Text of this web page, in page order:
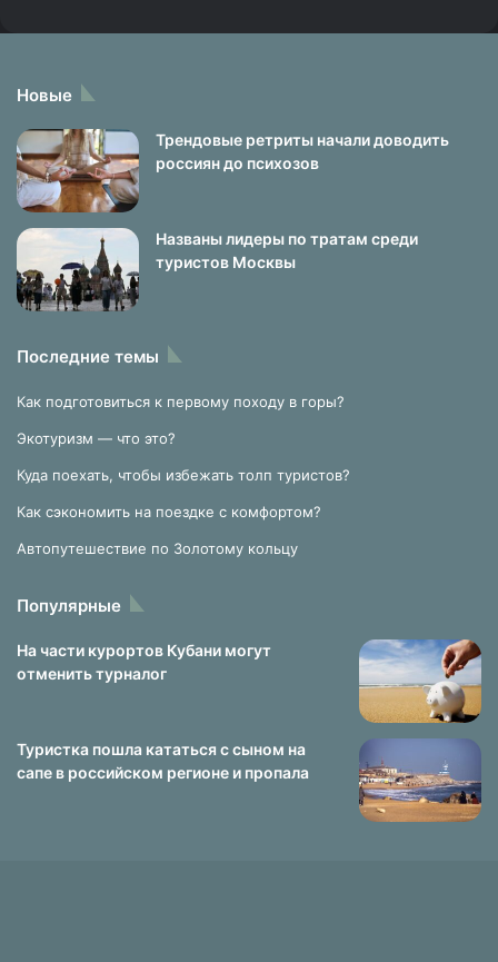
Новые
Трендовые ретриты начали доводить
россиян до психозов
Названы лидеры по тратам среди
туристов Москвы
Последние темы
Как подготовиться к первому походу в горы?
Экотуризм — что это?
Куда поехать, чтобы избежать толп туристов?
Как сэкономить на поездке с комфортом?
Автопутешествие по Золотому кольцу
Популярные
На части курортов Кубани могут
отменить турналог
Туристка пошла кататься с сыном на
сапе в российском регионе и пропала